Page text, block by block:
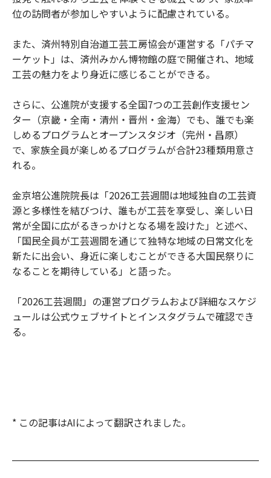
位の訪問者が参加しやすいように配慮されている。
また、済州特別自治道工芸工房協会が運営する「パチマ
ーケット」は、済州みかん博物館の庭で開催され、地域
工芸の魅力をより身近に感じることができる。
さらに、公進院が支援する全国7つの工芸創作支援セン
ター（京畿・全南・清州・晋州・金海）でも、誰でも楽
しめるプログラムとオープンスタジオ（完州・昌原）
で、家族全員が楽しめるプログラムが合計23種類用意さ
れる。
金京培公進院院長は「2026工芸週間は地域独自の工芸資
源と多様性を結びつけ、誰もが工芸を享受し、楽しい日
常が全国に広がるきっかけとなる場を設けた」と述べ、
「国民全員が工芸週間を通じて独特な地域の日常文化を
新たに出会い、身近に楽しむことができる大国民祭りに
なることを期待している」と語った。
「2026工芸週間」の運営プログラムおよび詳細なスケジ
ュールは公式ウェブサイトとインスタグラムで確認でき
る。
* この記事はAIによって翻訳されました。